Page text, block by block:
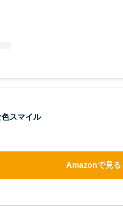
スマイル
Amazonで見る